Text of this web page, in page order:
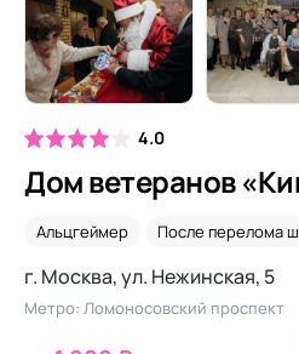
4.0
Дом ветеранов
Альцгеймер После перелома
г. Москва, ул. Нежинская, 5
Метро: Ломоносовский проспект